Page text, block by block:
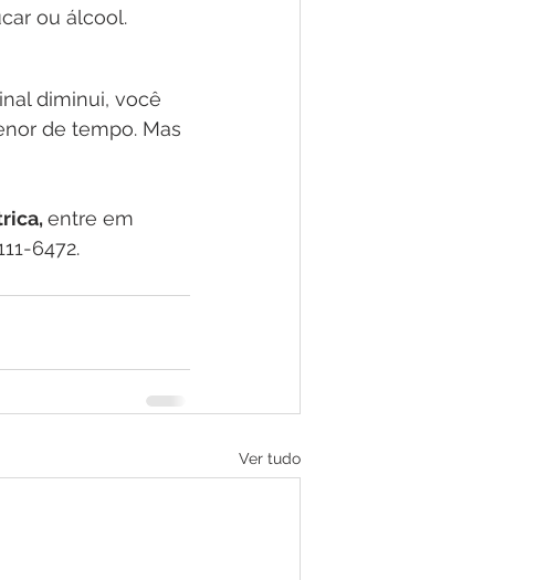
ou álcool.
diminui, você
de tempo. Mas
entre em
6472.
Ver tudo